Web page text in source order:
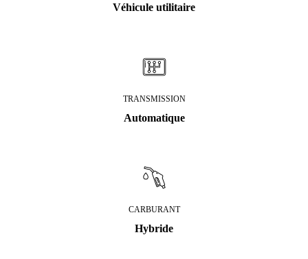
Véhicule utilitaire
TRANSMISSION
Automatique
CARBURANT
Hybride